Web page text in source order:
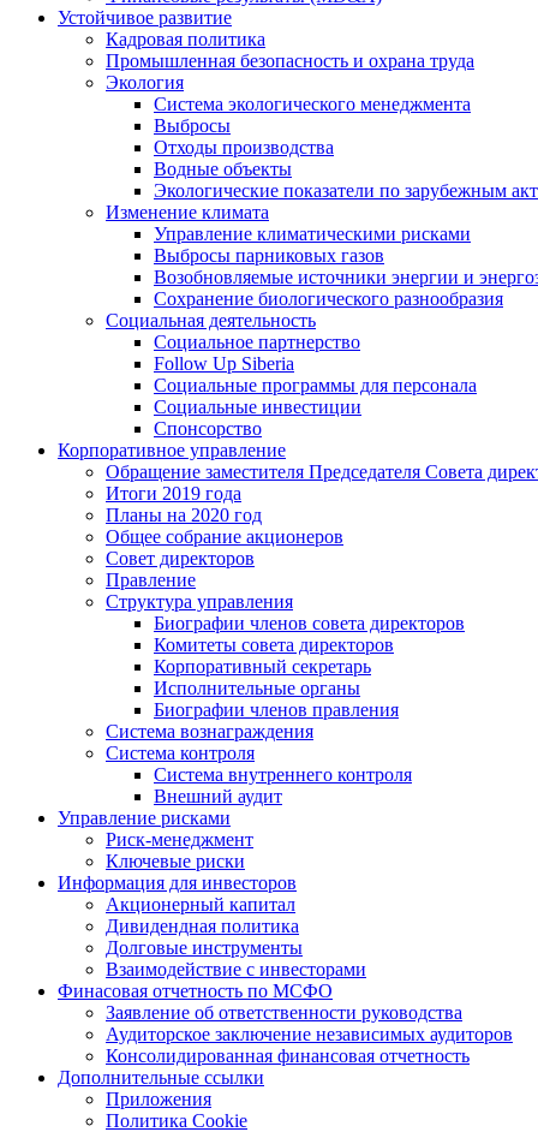
Устойчивое развитие
Кадровая политика
Промышленная безопасность и охрана труда
Экология
Система экологического менеджмента
Выбросы
Отходы производства
Водные объекты
Экологические показатели по зарубежным
Изменение климата
Управление климатическими рисками
Выбросы парниковых газов
Возобновляемые источники энергии и
Сохранение биологического разнообразия
Социальная деятельность
Социальное партнерство
Follow Up Siberia
Социальные программы для персонала
Социальные инвестиции
Спонсорство
Корпоративное управление
Обращение заместителя Председателя Совета
Итоги 2019 года
Планы на 2020 год
Общее собрание акционеров
Совет директоров
Правление
Структура управления
Биографии членов совета директоров
Комитеты совета директоров
Корпоративный секретарь
Исполнительные органы
Биографии членов правления
Система вознаграждения
Система контроля
Система внутреннего контроля
Внешний аудит
Управление рисками
Риск-менеджмент
Ключевые риски
Информация для инвесторов
Акционерный капитал
Дивидендная политика
Долговые инструменты
Взаимодействие с инвеcторами
Финасовая отчетность по МСФО
Заявление об ответственности руководства
Аудиторское заключение независимых аудиторов
Консолидированная финансовая отчетность
Дополнительные ссылки
Приложения
Политика Cookie